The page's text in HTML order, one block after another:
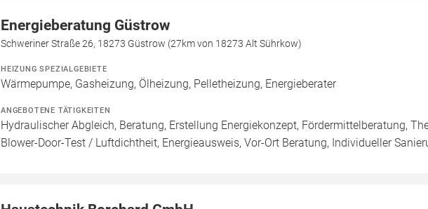
Energieberatung Güstrow
Schweriner Straße 26, 18273 Güstrow (27km von 18273 Alt Sührkow)
HEIZUNG SPEZIALGEBIETE
Wärmepumpe, Gasheizung, Ölheizung, Pelletheizung, Energieberater
ANGEBOTENE TÄTIGKEITEN
Hydraulischer Abgleich, Beratung, Erstellung Energiekonzept, Fördermittelberatung,
Blower-Door-Test / Luftdichtheit, Energieausweis, Vor-Ort Beratung, Individueller